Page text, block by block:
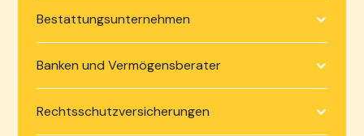
Bestattungsunternehmen
Banken und Vermögensberater
Rechtsschutzversicherungen